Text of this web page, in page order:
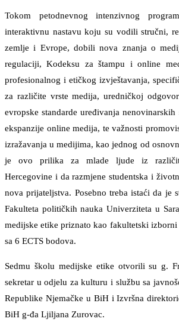
Tokom petodnevnog intenzivnog
interaktivnu nastavu koju su vodili stručni,
zemlje i Evrope, dobili nova znanja o
regulaciji, Kodeksu za štampu i online
profesionalnog i etičkog izvještavanja,
za različite vrste medija, uredničkoj
evropske standarde uređivanja
ekspanzije online medija, te važnosti
izražavanja u medijima, kao jednog od
je ovo prilika za mlade ljude iz
Hercegovine i da razmjene studentska i
nova prijateljstva. Posebno treba istaći da je
Fakulteta političkih nauka Univerziteta u
medijske etike priznato kao fakultetski
sa 6 ECTS bodova.
Sedmu školu medijske etike otvorili su g.
sekretar u odjelu za kulturu i službu sa
Republike Njemačke u BiH i Izvršna
BiH g-đa Ljiljana Zurovac.